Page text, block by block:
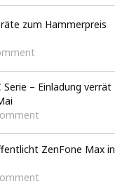
zum Hammerpreis
Serie – Einladung verrät
ZenFone Max in